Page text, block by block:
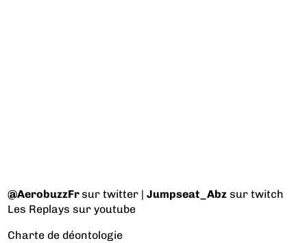
@AerobuzzFrsur twitter |Jumpseat_Abz sur twitch
Les Replays sur youtube
Charte de déontologie